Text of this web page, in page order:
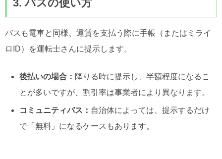
3. バスの使い方
バスも電車と同様、運賃を支払う際に手帳（またはミライ
ロID）を運転士さんに提示します。
後払いの場合： 降りる時に提示し、半額程度になるこ
とが多いですが、割引率は事業者により異なります。
コミュニティバス： 自治体によっては、提示するだけ
で「無料」になるケースもあります。